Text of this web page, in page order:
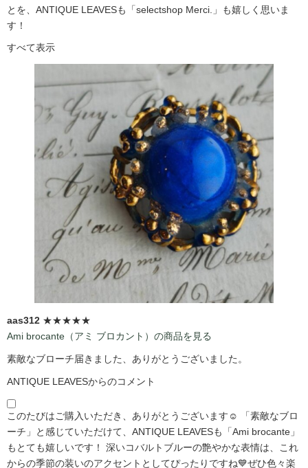
とを、ANTIQUE LEAVESも「selectshop Merci.」も嬉しく思いま
す！
すべて表示
aas312 ★★★★★
Ami brocante（アミ ブロカント）の商品を見る
素敵なブローチ届きました、ありがとうございました。
ANTIQUE LEAVESからのコメント
このたびはご購入いただき、ありがとうございます☺️ 「素敵なブロ
ーチ」と感じていただけて、ANTIQUE LEAVESも「Ami brocante」
もとても嬉しいです！ 深いコバルトブルーの艶やかな表情は、これ
からの季節の装いのアクセントとしてぴったりですね💙ぜひ色々楽